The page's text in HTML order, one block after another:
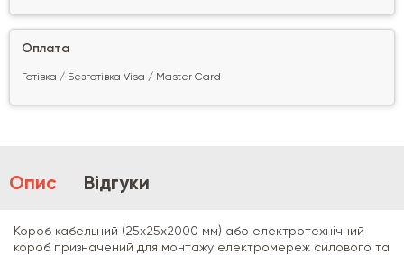
Оплата
Готівка / Безготівка Visa / Master Card
Опис Відгуки
Короб кабельний (25х25х2000 мм) або електротехнічний
короб призначений для монтажу електромереж силового та